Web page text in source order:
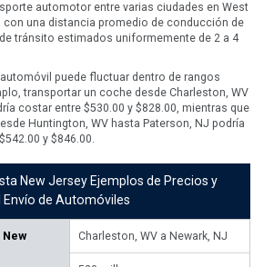
automotor entre varias ciudades en West
con una distancia promedio de conducción de
tránsito estimados uniformemente de 2 a 4
puede fluctuar dentro de rangos
transportar un coche desde Charleston, WV
costar entre $530.00 y $828.00, mientras que
Huntington, WV hasta Paterson, NJ podría
y $846.00.
New Jersey Ejemplos de Precios y
de Automóviles
New
Charleston, WV a Newark, NJ